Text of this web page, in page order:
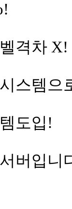
격차 X!
스템으
도입!
버입니